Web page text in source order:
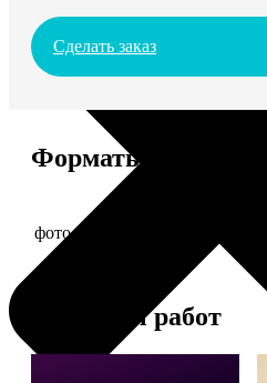
Сделать заказ
Форматы и цены
фото 10х10 в деревянной рамке
Примеры работ